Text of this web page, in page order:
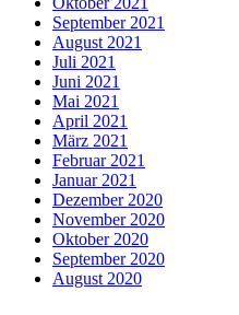
September 2021
August 2021
Juli 2021
Juni 2021
Mai 2021
April 2021
März 2021
Februar 2021
Januar 2021
Dezember 2020
November 2020
Oktober 2020
September 2020
August 2020